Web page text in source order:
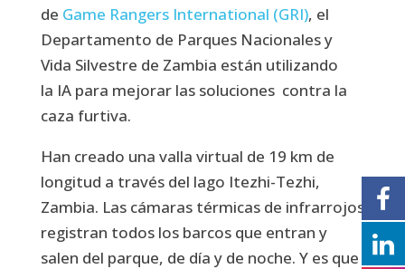
de Game Rangers International (GRI), el
Departamento de Parques Nacionales y
Vida Silvestre de Zambia están utilizando
la IA para mejorar las soluciones contra la
caza furtiva.
Han creado una valla virtual de 19 km de
longitud a través del lago Itezhi-Tezhi,
Zambia. Las cámaras térmicas de infrarrojos
registran todos los barcos que entran y
salen del parque, de día y de noche. Y es que